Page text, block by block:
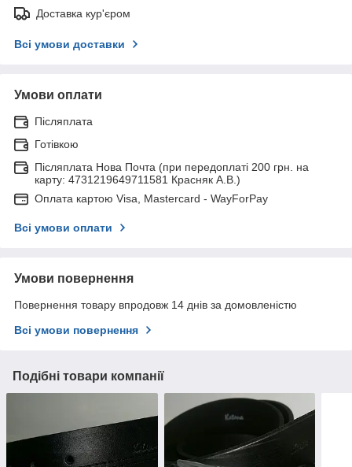
Доставка кур'єром
Всі умови доставки
Умови оплати
Післяплата
Готівкою
Післяплата Нова Почта (при передоплаті 200 грн. на
карту: 4731219649711581 Красняк А.В.)
Оплата картою Visa, Mastercard - WayForPay
Всі умови оплати
Умови повернення
Повернення товару впродовж 14 днів за домовленістю
Всі умови повернення
Подібні товари компанії